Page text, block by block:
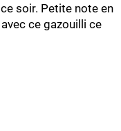
soir. Petite note en
ce gazouilli ce